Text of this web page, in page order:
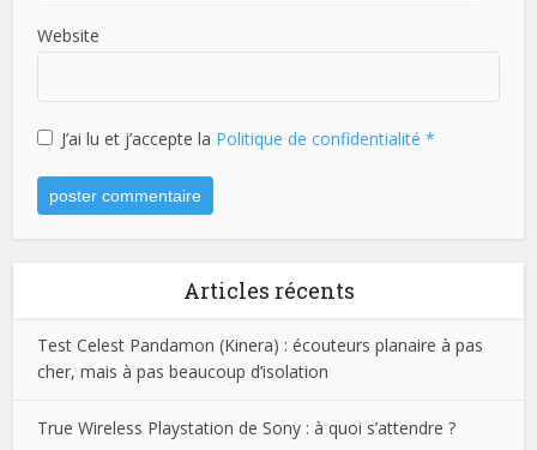
Website
J’ai lu et j’accepte la Politique de confidentialité*
Articles récents
Test Celest Pandamon (Kinera) : écouteurs planaire à pas
cher, mais à pas beaucoup d’isolation
True Wireless Playstation de Sony : à quoi s’attendre ?